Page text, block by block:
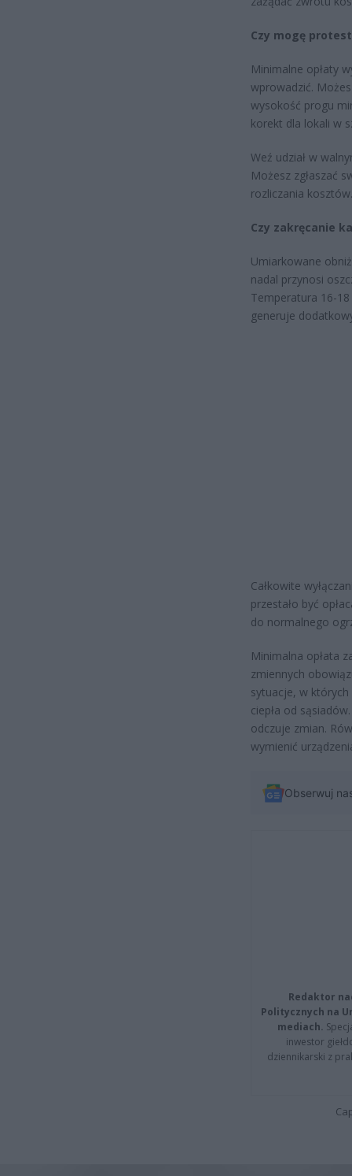
Czy mogę
Minimalne opłaty
wprowadzić.
wysokość progu
korekt dla lokali w
Weź udział w
Możesz zgłaszać
rozliczania kosztów.
Czy zakręcanie
Umiarkowane
nadal przynosi
Temperatura 16-
generuje
Całkowite
przestało być
do normalnego
Minimalna opłata
zmiennych
sytuacje, w
ciepła od
odczuje zmian.
wymienić
Obserwuj
Redaktor
Politycznych na
mediach.
inwestor
dziennikarski z